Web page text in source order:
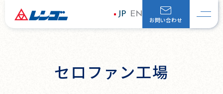
JP EN
お問い合わせ
セロファン工場